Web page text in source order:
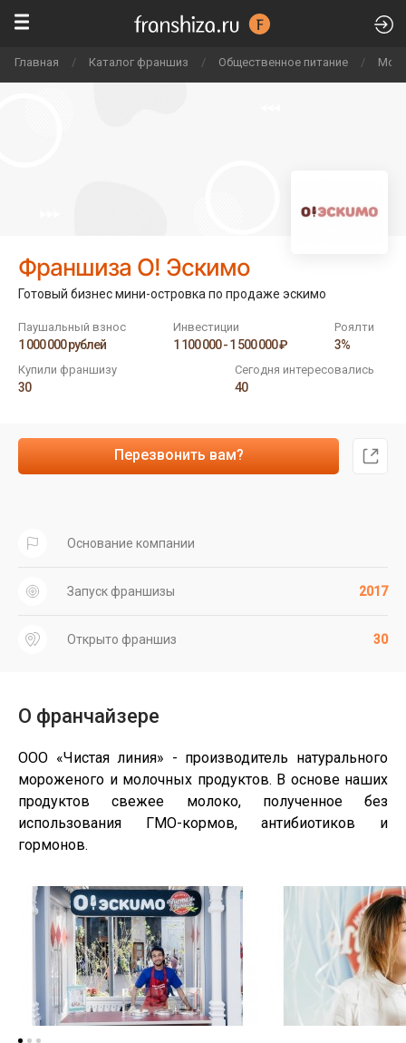
Главная / Каталог франшиз / Общественное питание /
Франшиза О! Эскимо
Готовый бизнес мини-островка по продаже эскимо
Паушальный взнос
1 000 000 рублей
Инвестиции
1 100 000 - 1 500 000 ₽
Роялти
3%
Купили франшизу
30
Сегодня интересовались
40
Перезвонить вам?
Основание компании
Запуск франшизы 2017
Открыто франшиз 30
О франчайзере
ООО «Чистая линия» - производитель натурального
мороженого и молочных продуктов. В основе наших
продуктов свежее молоко, полученное без
использования ГМО-кормов, антибиотиков и
гормонов.